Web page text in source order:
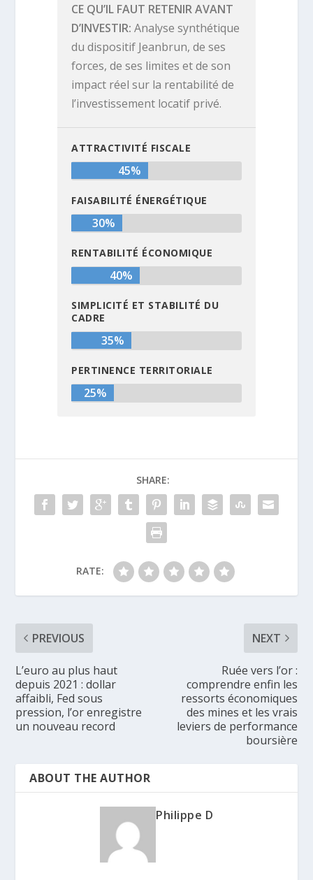
CE QU’IL FAUT RETENIR AVANT
D’INVESTIR Analyse synthétique
du dispositif Jeanbrun, de ses
forces, de ses limites et de son
impact réel sur la rentabilité de
l’investissement locatif privé.
ATTRACTIVITÉ FISCALE
45%
FAISABILITÉ ÉNERGÉTIQUE
30%
RENTABILITÉ ÉCONOMIQUE
40%
SIMPLICITÉ ET STABILITÉ DU
CADRE
35%
PERTINENCE TERRITORIALE
25%
SHARE:
RATE:
PREVIOUS
L’euro au plus haut
depuis 2021 : dollar
affaibli, Fed sous
pression, l’or enregistre
un nouveau record
NEXT
Ruée vers l’or :
comprendre enfin les
ressorts économiques
des mines et les vrais
leviers de performance
boursière
ABOUT THE AUTHOR
Philippe D